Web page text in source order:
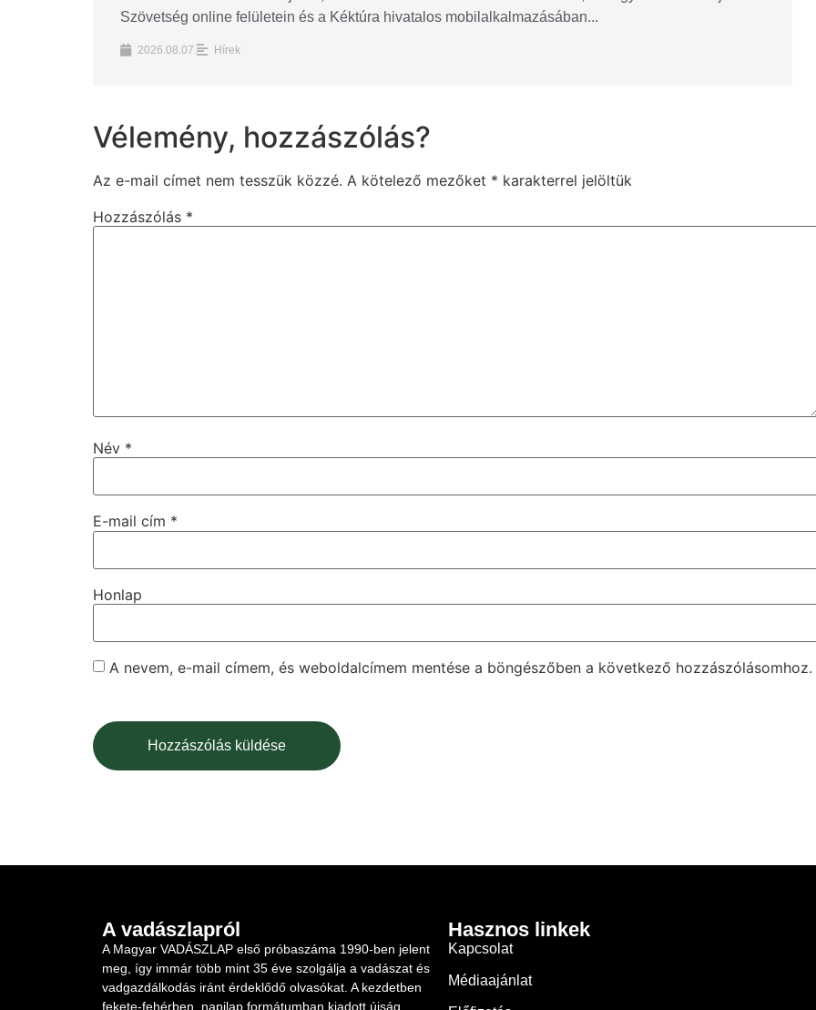
Szövetség online felületein és a Kéktúra hivatalos mobilalkalmazásában...
2026.08.07. Hírek
Vélemény, hozzászólás?
Az e-mail címet nem tesszük közzé. A kötelező mezőket * karakterrel jelöltük
Hozzászólás *
Név *
E-mail cím *
Honlap
A nevem, e-mail címem, és weboldalcímem mentése a böngészőben a következő hozzászólásomhoz.
A vadászlapról
A Magyar VADÁSZLAP első próbaszáma 1990-ben jelent
meg, így immár több mint 35 éve szolgálja a vadászat és
vadgazdálkodás iránt érdeklődő olvasókat. A kezdetben
fekete-fehérben, napilap formátumban kiadott újság
Hasznos linkek
Kapcsolat
Médiaajánlat